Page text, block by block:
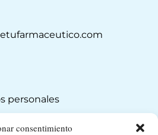
consentimiento
personales